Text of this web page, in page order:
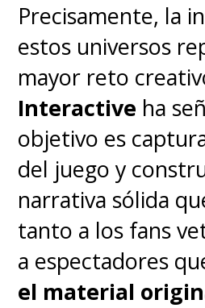
Precisamente, la
estos universos
mayor reto
Interactive ha
objetivo es
del juego y
narrativa sólida
tanto a los fans
a espectadores
el material